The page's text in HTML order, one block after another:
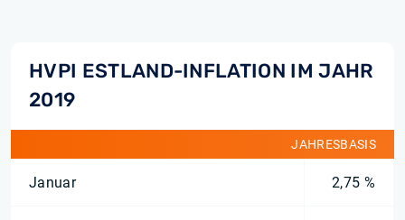
HVPI ESTLAND-INFLATION IM JAHR
2019
JAHRESBASIS
Januar 2,75 %